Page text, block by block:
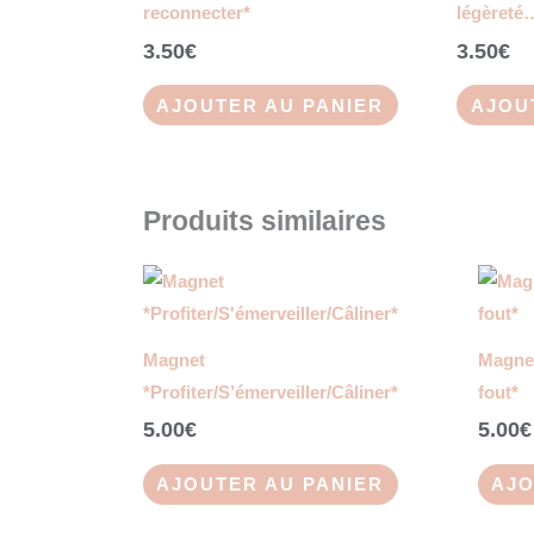
reconnecter*
3.50€
AJOUTER AU PANIER
3.50€
Produits similaires
Magnet
*Profiter/S’émerveiller/Câliner*
5.00€
AJOUTER AU PANIER
fout*
5.00€